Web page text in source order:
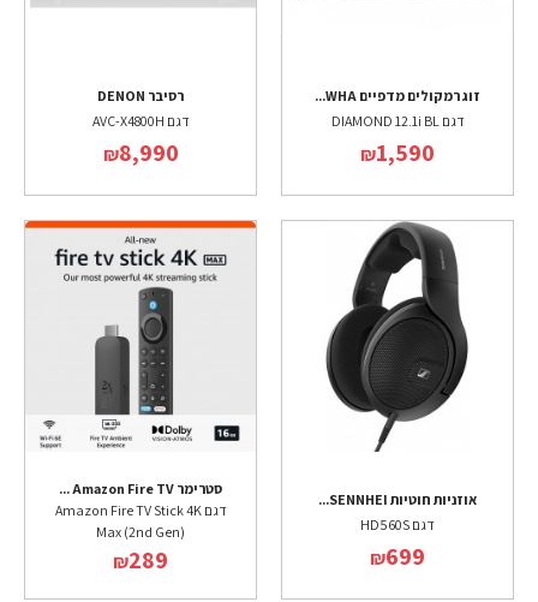
זוג רמקולים מדפיים WHA...
דגם DIAMOND 12.1i BL
₪1,590
רסיבר DENON
דגם AVC-X4800H
₪8,990
אוזניות חוטיות SENNHEI...
דגם HD560S
₪699
סטרימר Amazon Fire TV ...
דגם Amazon Fire TV Stick 4K
Max (2nd Gen)
₪289